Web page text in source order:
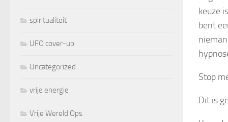
keuze
bent
Stop
Dit is
spiritualiteit
UFO cover-up
Uncategorized
vrije energie
Vrije Wereld Ops